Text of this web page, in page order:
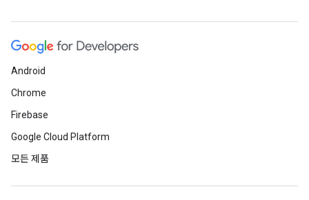
Android
Chrome
Firebase
Google Cloud Platform
모든 제품